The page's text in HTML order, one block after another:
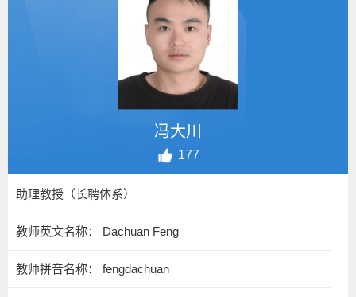
冯大川
177
助理教授（长聘体系）
教师英文名称： Dachuan Feng
教师拼音名称： fengdachuan